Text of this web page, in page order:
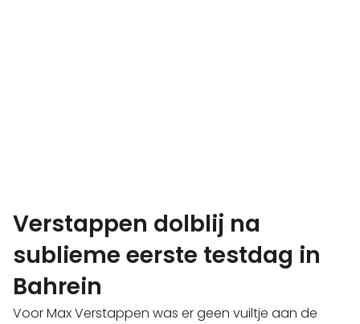
Verstappen dolblij na
sublieme eerste testdag in
Bahrein
Voor Max Verstappen was er geen vuiltje aan de